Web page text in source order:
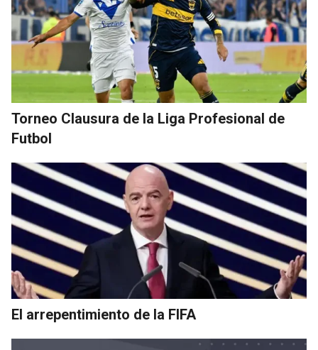
Torneo Clausura de la Liga Profesional de
Futbol
El arrepentimiento de la FIFA